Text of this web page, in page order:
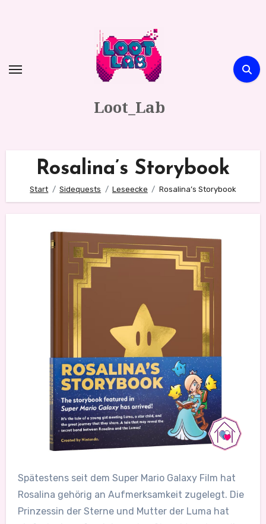
Loot_Lab
Rosalina’s Storybook
Start Sidequests Leseecke Rosalina’s Storybook
Spätestens seit dem Super Mario Galaxy Film hat
Rosalina gehörig an Aufmerksamkeit zugelegt. Die
Prinzessin der Sterne und Mutter der Luma hat